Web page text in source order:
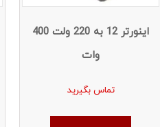
اینورتر 12 به 220 ولت 400
وات
تماس بگیرید